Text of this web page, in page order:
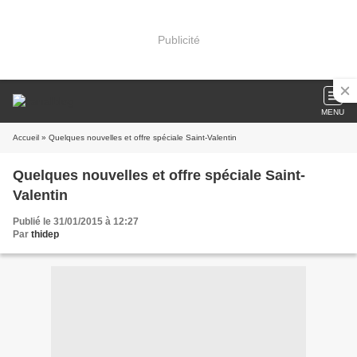
Publicité
MENU
Accueil » Quelques nouvelles et offre spéciale Saint-Valentin
Quelques nouvelles et offre spéciale Saint-
Valentin
Publié le 31/01/2015 à 12:27
Par thidep